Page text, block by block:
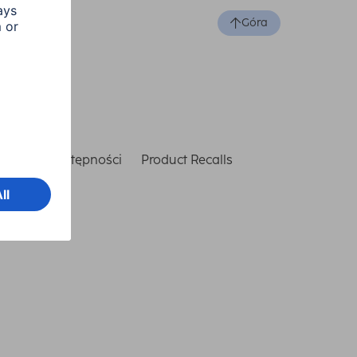
Góra
dostępności Product Recalls